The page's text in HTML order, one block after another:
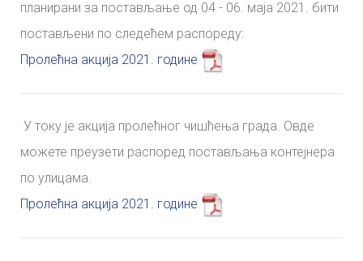
планирани за постављање од 04 - 06. маја 2021. бити
постављени по следећем распореду:
Пролећна акција 2021. године
У току је акција пролећног чишћења града. Овде
можете преузети распоред постављања контејнера
по улицама.
Пролећна акција 2021. године